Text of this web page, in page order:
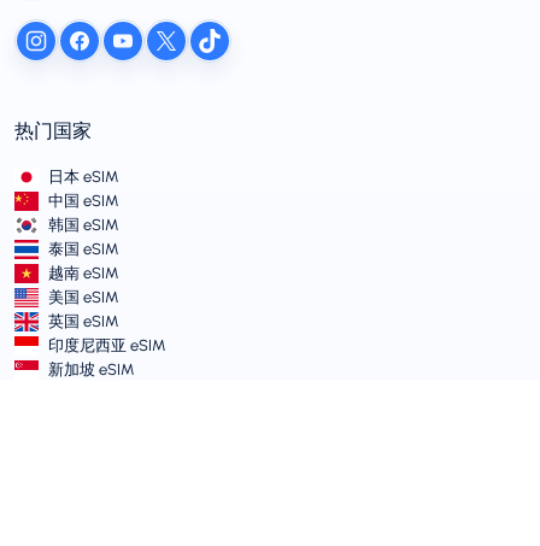
热门国家
日本 eSIM
中国 eSIM
韩国 eSIM
泰国 eSIM
越南 eSIM
美国 eSIM
英国 eSIM
印度尼西亚 eSIM
新加坡 eSIM